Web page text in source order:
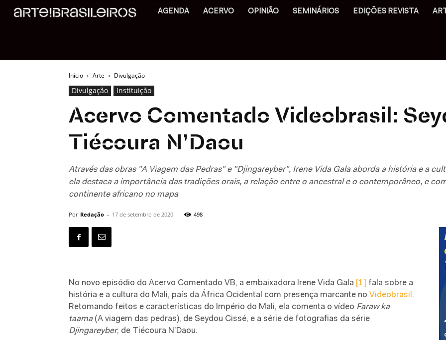
AGENDA ACERVO OPINIÃO SEMINÁRIOS EDIÇÕES REVISTA
Início Arte Divulgação
Divulgação Instituição
Acervo Comentado Videobrasil:
Tiécoura N’Daou
Através das obras "A Viagem das Pedras" e "Djingareyber", Irene Vida Gala aborda a história e a
ela destaca a importância das tradições orais, a relação entre o ancestral e o contemporâneo, e
continente africano no mapa
Por Redação - 17 de setembro de 2020 498
No novo episódio do Acervo Comentado VB, a embaixadora Irene Vida Gala [1]
fala sobre a
história e a cultura do Mali, país da África Ocidental com presença marcante no Videobrasil .
Retomando feitos e características do Império do Mali, ela comenta o vídeo Faraw ka
taama(A viagem das pedras), de Seydou Cissé, e a série de fotografias da série
Djingareyber, de Tiécoura N’Daou.